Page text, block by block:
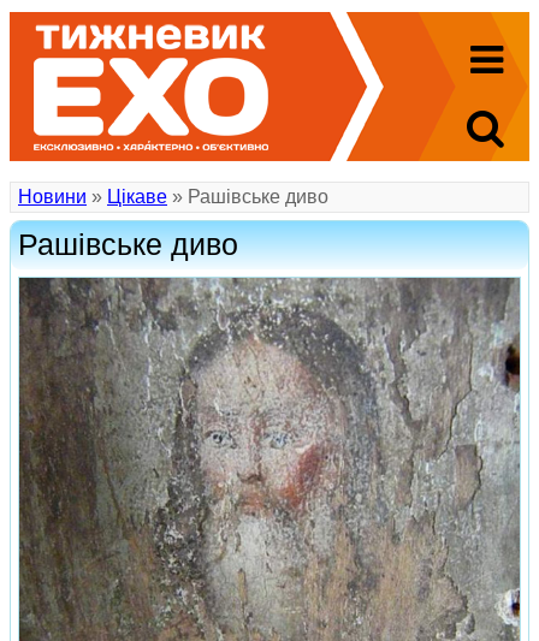
Новини » Цікаве » Рашівське диво
Рашівське диво